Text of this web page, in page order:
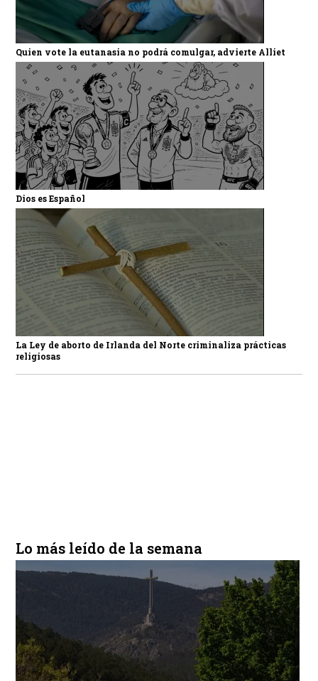
Quien vote la eutanasia no podrá comulgar, advierte Alliet
Dios es Español
La Ley de aborto de Irlanda del Norte criminaliza prácticas
religiosas
Lo más leído de la semana